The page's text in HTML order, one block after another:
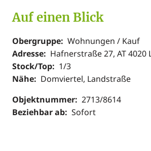
Auf einen Blick
Obergruppe: Wohnungen / Kauf
Adresse: Hafnerstraße 27, AT 4020
Stock/Top: 1/3
Nähe: Domviertel, Landstraße
Objektnummer: 2713/8614
Beziehbar ab: Sofort